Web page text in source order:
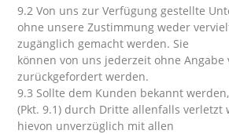
9.2 Von uns zur Verfügung gestellte
ohne unsere Zustimmung weder
zugänglich gemacht werden. Sie
können von uns jederzeit ohne Angabe
zurückgefordert werden.
9.3 Sollte dem Kunden bekannt
(Pkt. 9.1) durch Dritte allenfalls verletzt
hievon unverzüglich mit allen